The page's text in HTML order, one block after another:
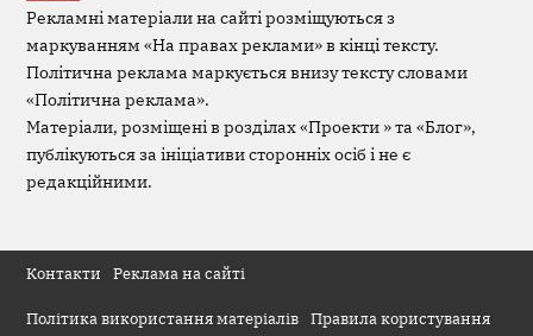
Рекламні матеріали на сайті розміщуються з
маркуванням «На правах реклами» в кінці тексту.
Політична реклама маркується внизу тексту словами
«Політична реклама».
Матеріали, розміщені в розділах «Проекти » та «Блог»,
публікуються за ініціативи сторонніх осіб і не є
редакційними.
Контакти Реклама на сайті
Політика використання матеріалів Правила користування